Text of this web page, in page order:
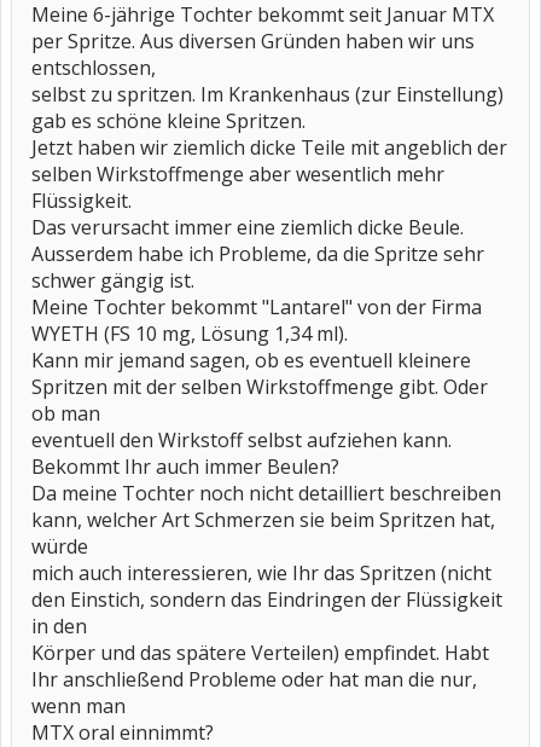
Meine 6-jährige Tochter bekommt seit Januar MTX
per Spritze. Aus diversen Gründen haben wir uns
entschlossen,
selbst zu spritzen. Im Krankenhaus (zur Einstellung)
gab es schöne kleine Spritzen.
Jetzt haben wir ziemlich dicke Teile mit angeblich der
selben Wirkstoffmenge aber wesentlich mehr
Flüssigkeit.
Das verursacht immer eine ziemlich dicke Beule.
Ausserdem habe ich Probleme, da die Spritze sehr
schwer gängig ist.
Meine Tochter bekommt "Lantarel" von der Firma
WYETH (FS 10 mg, Lösung 1,34 ml).
Kann mir jemand sagen, ob es eventuell kleinere
Spritzen mit der selben Wirkstoffmenge gibt. Oder
ob man
eventuell den Wirkstoff selbst aufziehen kann.
Bekommt Ihr auch immer Beulen?
Da meine Tochter noch nicht detailliert beschreiben
kann, welcher Art Schmerzen sie beim Spritzen hat,
würde
mich auch interessieren, wie Ihr das Spritzen (nicht
den Einstich, sondern das Eindringen der Flüssigkeit
in den
Körper und das spätere Verteilen) empfindet. Habt
Ihr anschließend Probleme oder hat man die nur,
wenn man
MTX oral einnimmt?